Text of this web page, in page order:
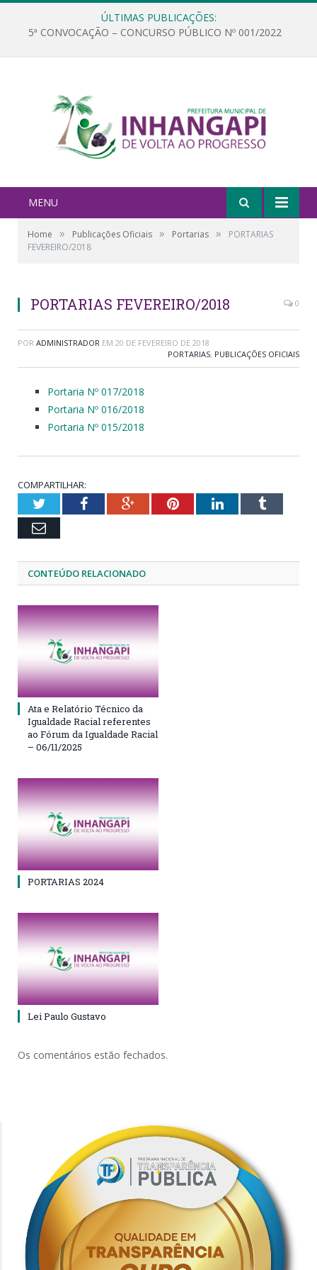
ÚLTIMAS PUBLICAÇÕES:
5ª CONVOCAÇÃO – CONCURSO PÚBLICO Nº 001/2022
MENU
Home » Publicações Oficiais » Portarias »
PORTARIAS
FEVEREIRO/2018
PORTARIAS FEVEREIRO/2018 0
POR ADMINISTRADOR EM 20 DE FEVEREIRO DE 2018
PORTARIAS, PUBLICAÇÕES OFICIAIS
Portaria Nº 017/2018
Portaria Nº 016/2018
Portaria Nº 015/2018
COMPARTILHAR:
TwitterFacebookGoogle+PinterestLinkedInTumblr
Email
CONTEÚDO RELACIONADO
Ata e Relatório Técnico da
Igualdade Racial referentes
ao Fórum da Igualdade Racial
– 06/11/2025
PORTARIAS 2024
Lei Paulo Gustavo
Os comentários estão fechados.